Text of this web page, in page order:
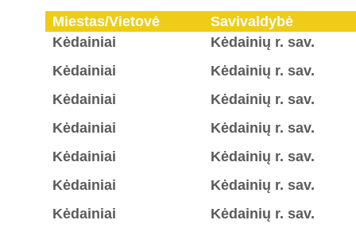
Miestas/Vietovė
Savivaldybė
Kėdainiai
Kėdainių r. sav.
Kėdainiai
Kėdainių r. sav.
Kėdainiai
Kėdainių r. sav.
Kėdainiai
Kėdainių r. sav.
Kėdainiai
Kėdainių r. sav.
Kėdainiai
Kėdainių r. sav.
Kėdainiai
Kėdainių r. sav.